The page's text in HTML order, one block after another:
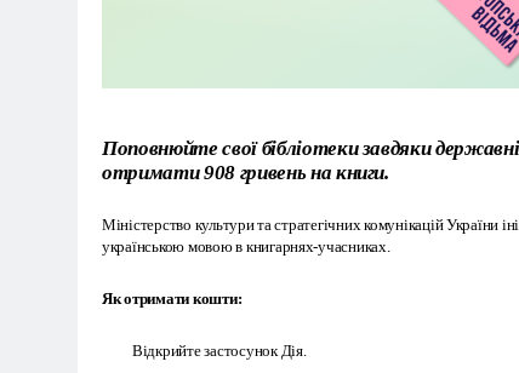
Поповнюйте свої бібліотеки завдяки
отримати 908 гривень на книги.
Міністерство культури та стратегічних комунікацій України
українською мовою в книгарнях-учасниках
Як отримати кошти:
Відкрийте застосунок Дія.